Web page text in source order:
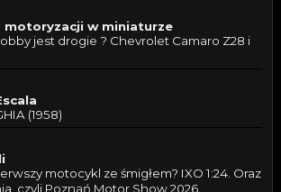
w miniaturze
jest drogie ? Chevrolet Camaro Z28 i
(1958)
motocykl ze śmigłem? IXO 1:24. Oraz
czyli Poznań Motor Show 2026.